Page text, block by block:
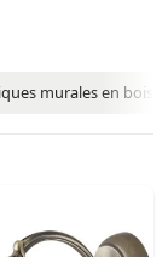
murales en bois